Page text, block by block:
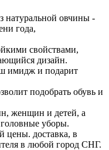
натуральной овчины -
года,
свойствами,
дизайн.
имидж и подарит
подобрать обувь и
женщин и детей, а
головные уборы.
цены. доставка, в
в любой город СНГ.